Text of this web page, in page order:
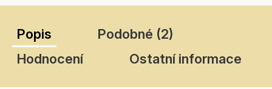
Popis
Podobné (2)
Hodnocení
Ostatní informace